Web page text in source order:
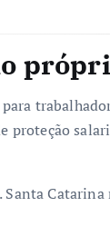
proteção